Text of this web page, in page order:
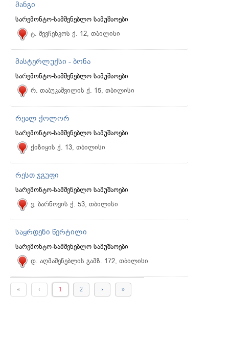
მანგი
სარემონტო-სამშენებლო სამუშაოები
ტ. შევჩენკოს ქ. 12, თბილისი
მასტერლუქსი - ბონა
სარემონტო-სამშენებლო სამუშაოები
რ. თაბუკაშვილის ქ. 15, თბილისი
რეალ ქოლორ
სარემონტო-სამშენებლო სამუშაოები
ქიზიყის ქ. 13, თბილისი
რესთ ჯგუფი
სარემონტო-სამშენებლო სამუშაოები
ვ. ბარნოვის ქ. 53, თბილისი
საყრდენი წერტილი
სარემონტო-სამშენებლო სამუშაოები
დ. აღმაშენებლის გამზ. 172, თბილისი
« ‹ 1 2 › »